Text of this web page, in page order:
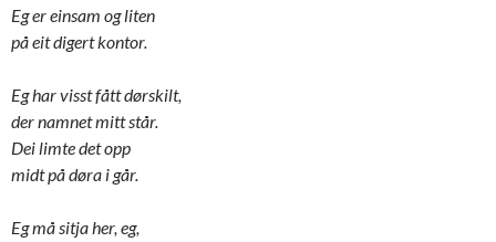
Eg er einsam og liten
på eit digert kontor.
Eg har visst fått dørskilt,
der namnet mitt står.
Dei limte det opp
midt på døra i går.
Eg må sitja her, eg,